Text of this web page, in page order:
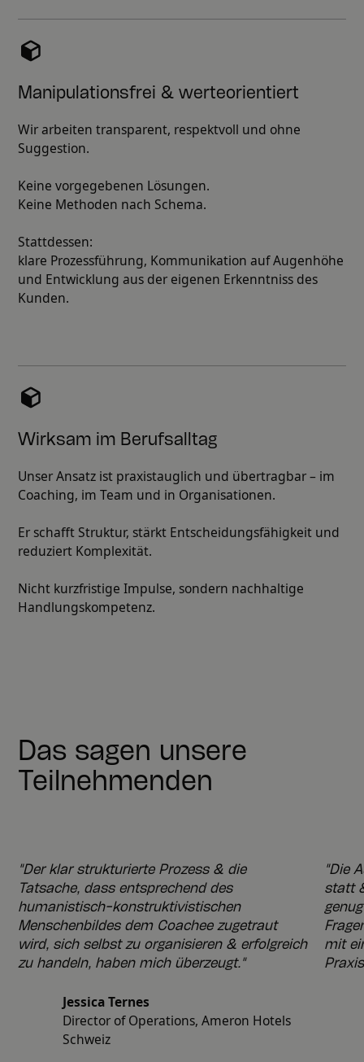
Manipulationsfrei & werteorientiert
Wir arbeiten transparent, respektvoll und ohne
Suggestion.
Keine vorgegebenen Lösungen.
Keine Methoden nach Schema.
Stattdessen:
klare Prozessführung, Kommunikation auf Augenhöhe
und Entwicklung aus der eigenen Erkenntniss des
Kunden.
Wirksam im Berufsalltag
Unser Ansatz ist praxistauglich und übertragbar – im
Coaching, im Team und in Organisationen.
Er schafft Struktur, stärkt Entscheidungsfähigkeit und
reduziert Komplexität.
Nicht kurzfristige Impulse, sondern nachhaltige
Handlungskompetenz.
Das sagen unsere
Teilnehmenden
"Der klar strukturierte Prozess & die
Tatsache, dass entsprechend des
humanistisch-konstruktivistischen
Menschenbildes dem Coachee zugetraut
wird, sich selbst zu organisieren & erfolgreich
zu handeln, haben mich überzeugt."
Jessica Ternes
Director of Operations, Ameron Hotels
Schweiz
"Die
statt
mit